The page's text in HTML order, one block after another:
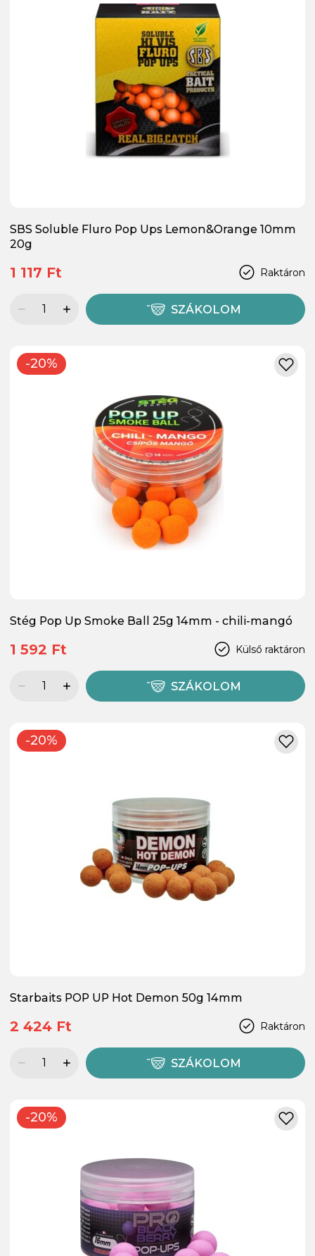
SBS Soluble Fluro Pop Ups Lemon&Orange 10mm
20g
Raktáron
1 117 Ft
SZÁKOLOM
-20%
Stég Pop Up Smoke Ball 25g 14mm - chili-mangó
Külső raktáron
1 592 Ft
SZÁKOLOM
-20%
Starbaits POP UP Hot Demon 50g 14mm
Raktáron
2 424 Ft
SZÁKOLOM
-20%